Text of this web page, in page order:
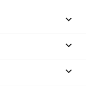


keyboard_arrow_down